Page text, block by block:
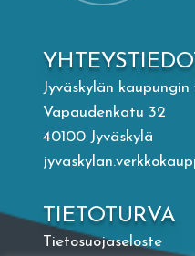
Valon Kaupunki
Lasten Lysti &
English
YHTEYSTIEDOT
Jyväskylän
Vapaudenkatu 32
40100 Jyväskylä
TIETOTURVA
Tietosuojaseloste